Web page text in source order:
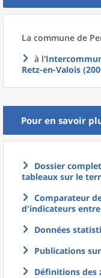
La commune de
à l'
Retz-en-Valois
Pour en savoir
Dossier
tableaux sur le
Comparateur
d'indicateurs
Données
Publications
Définitions des